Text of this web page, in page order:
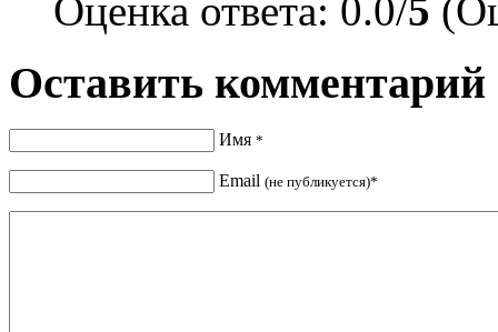
Оценка ответа: 0.0/5
Оставить комментарий
Имя *
Email (не публикуется)*